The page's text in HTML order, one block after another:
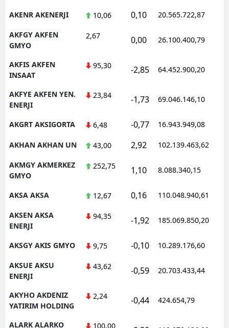
AKENR AKENERJI 10,06 0,10 20.565.722,87
AKFGY AKFEN
GMYO
2,67 0,00 26.100.400,79
AKFIS AKFEN
INSAAT
95,30 -2,85 64.452.900,20
AKFYE AKFEN YEN.
ENERJI
23,84 -1,73 69.046.146,10
AKGRT AKSIGORTA 6,48 -0,77 16.943.949,08
AKHAN AKHAN UN 43,00 2,92 102.139.463,62
AKMGY AKMERKEZ
GMYO
252,75 1,10 8.088.340,15
AKSA AKSA 12,67 0,16 110.048.940,61
AKSEN AKSA
ENERJI
94,35 -1,92 185.069.850,20
AKSGY AKIS GMYO 9,75 -0,10 10.289.176,60
AKSUE AKSU
ENERJI
43,62 -0,59 20.703.433,44
AKYHO AKDENIZ
YATIRIM HOLDING
2,24 -0,44 424.654,79
ALARK ALARKO
100,00